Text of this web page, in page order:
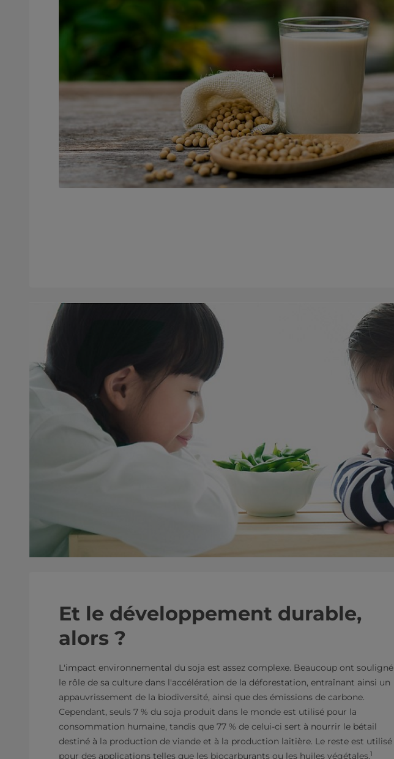
Et le développement durable,
alors ?
L'impact environnemental du soja est assez complexe. Beaucoup ont souligné
le rôle de sa culture dans l'accélération de la déforestation, entraînant ainsi un
appauvrissement de la biodiversité, ainsi que des émissions de carbone.
Cependant, seuls 7 % du soja produit dans le monde est utilisé pour la
consommation humaine, tandis que 77 % de celui-ci sert à nourrir le bétail
destiné à la production de viande et à la production laitière. Le reste est utilisé
pour des applications telles que les biocarburants ou les huiles végétales.1